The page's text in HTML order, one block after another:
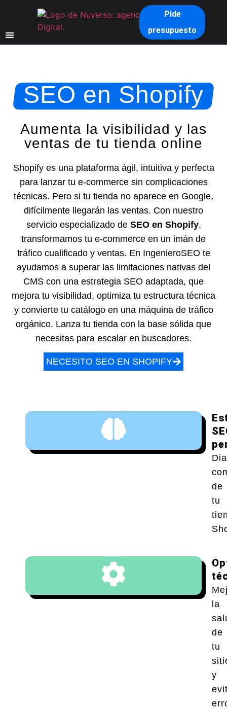
Pide
presupuesto
SEO en Shopify
Aumenta la visibilidad y las
ventas de tu tienda online
Shopify es una plataforma ágil, intuitiva y perfecta
para lanzar tu e-commerce sin complicaciones
técnicas. Pero si tu tienda no aparece en Google,
difícilmente llegarán las ventas. Con nuestro
servicio especializado de SEO en Shopify,
transformamos tu e-commerce en un imán de
tráfico cualificado y ventas. En IngenieroSEO te
ayudamos a superar las limitaciones nativas del
CMS con una estrategia SEO adaptada, que
mejora tu visibilidad, optimiza tu estructura técnica
y convierte tu catálogo en una máquina de tráfico
orgánico. Lanza tu tienda con la base sólida que
necesitas para escalar en buscadores.
NECESITO SEO EN SHOPIFY
de
tu
la
de
tu
y